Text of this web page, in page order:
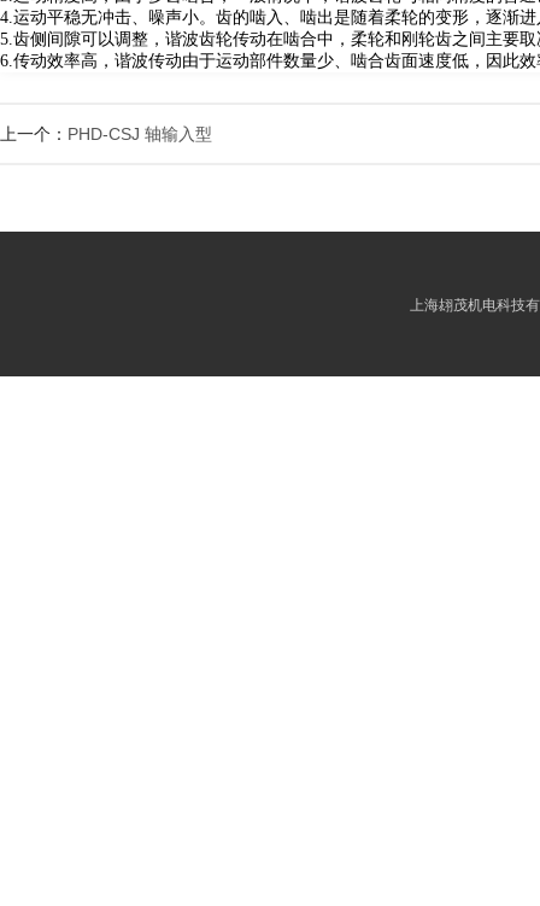
4.运动平稳无冲击、噪声小。齿的啮入、啮出是随着柔轮的变形，逐渐
5.齿侧间隙可以调整，谐波齿轮传动在啮合中，柔轮和刚轮齿之间主要
6.传动效率高，谐波传动由于运动部件数量少、啮合齿面速度低，因此
上一个： PHD-CSJ 轴输入型
上海翃茂机电科技